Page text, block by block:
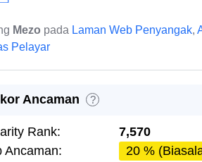
Mezo pada Laman Web Penyangak,
Pelayar
Ancaman ?
Rank:
7,570
Ancaman:
20 %